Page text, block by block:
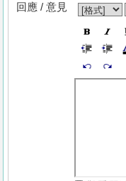
回應 / 意見